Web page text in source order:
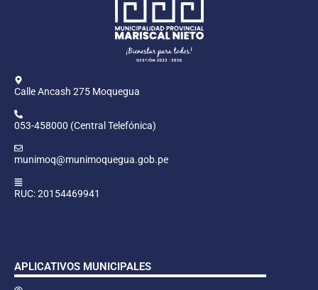
Calle Ancash 275 Moquegua
053-458000 (Central Telefónica)
munimoq@munimoquegua.gob.pe
RUC: 20154469941
APLICATIVOS MUNICIPALES